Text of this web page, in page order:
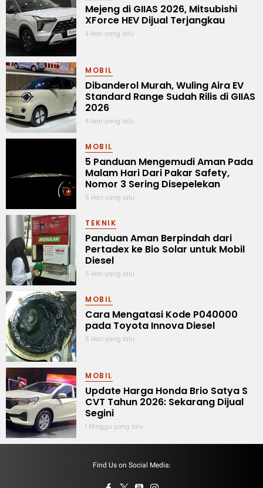
Mejeng di GIIAS 2026, Mitsubishi
XForce HEV Dijual Terjangkau
4 Hari yang lalu
MOBIL
Dibanderol Murah, Wuling Aira EV
Standard Range Sudah Rilis di GIIAS
2026
4 Hari yang lalu
MOBIL
5 Panduan Mengemudi Aman Pada
Malam Hari Dari Pakar Safety,
Nomor 3 Sering Disepelekan
5 Hari yang lalu
TEKNIK
Panduan Aman Berpindah dari
Pertadex ke Bio Solar untuk Mobil
Diesel
5 Hari yang lalu
MOBIL
Cara Mengatasi Kode P040000
pada Toyota Innova Diesel
5 Hari yang lalu
MOBIL
Update Harga Honda Brio Satya S
CVT Tahun 2026: Sekarang Dijual
Segini
1 Minggu yang lalu
Find Us on Social Media: